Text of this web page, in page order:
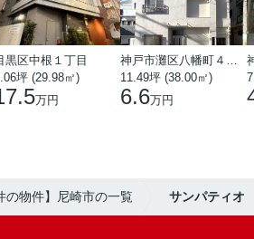
黒区中根１丁目
坪 (29.98㎡)
万円
11.49坪 (38.00㎡)
6.6万円
の物件】尼崎市の一覧 サンパティオ